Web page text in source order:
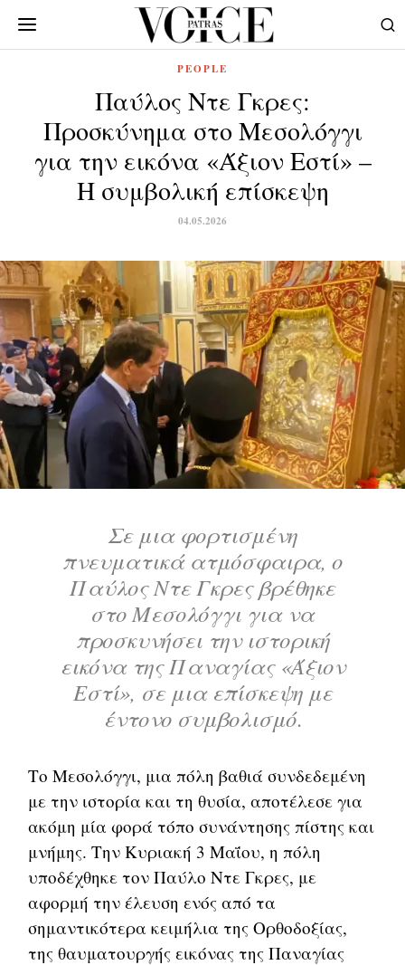
PEOPLE
Παύλος Ντε Γκρες:
Προσκύνημα στο Μεσολόγγι
για την εικόνα «Άξιον Εστί» –
Η συμβολική επίσκεψη
04.05.2026
Σε μια φορτισμένη
πνευματικά ατμόσφαιρα, ο
Παύλος Ντε Γκρες βρέθηκε
στο Μεσολόγγι για να
προσκυνήσει την ιστορική
εικόνα της Παναγίας «Άξιον
Εστί», σε μια επίσκεψη με
έντονο συμβολισμό.
Το Μεσολόγγι, μια πόλη βαθιά συνδεδεμένη
με την ιστορία και τη θυσία, αποτέλεσε για
ακόμη μία φορά τόπο συνάντησης πίστης και
μνήμης. Την Κυριακή 3 Μαΐου, η πόλη
υποδέχθηκε τον Παύλο Ντε Γκρες, με
αφορμή την έλευση ενός από τα
σημαντικότερα κειμήλια της Ορθοδοξίας,
της θαυματουργής εικόνας της Παναγίας